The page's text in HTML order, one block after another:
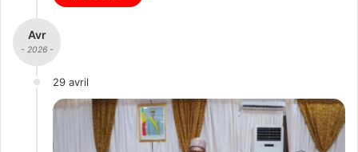
Avr
- 2026 -
29 avril